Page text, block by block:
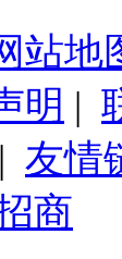
站地
明 |
| 友情
商